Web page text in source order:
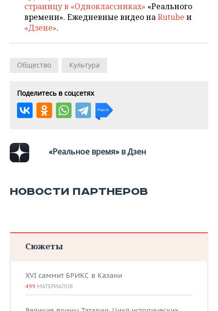
страницу в «Одноклассниках» «Реального
времени». Ежедневные видео наRutube и
«Дзене».
Общество Культура
Поделитесь в соцсетях
«Реальное время» в Дзен
НОВОСТИ ПАРТНЕРОВ
Сюжеты
XVI саммит БРИКС в Казани
499 МАТЕРИАЛОВ